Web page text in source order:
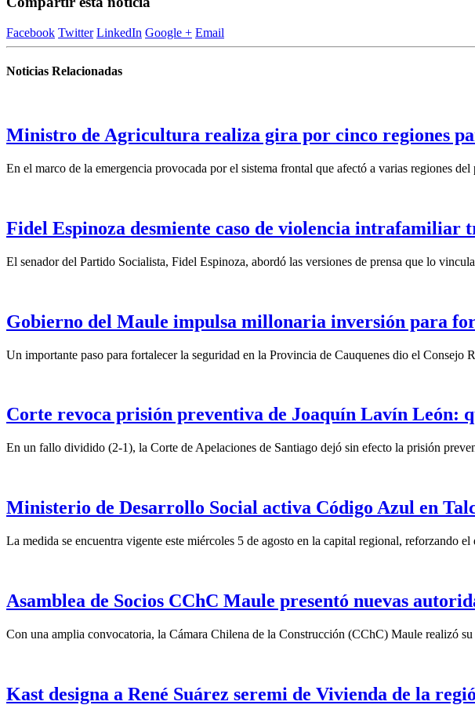
Facebook Twitter LinkedIn Google + Email
Noticias Relacionadas
Ministro de Agricultura realiza gira por cinco regiones
En el marco de la emergencia provocada por el sistema frontal que afectó a varias regiones del
Fidel Espinoza desmiente caso de violencia intrafamiliar
El senador del Partido Socialista, Fidel Espinoza, abordó las versiones de prensa que lo
Gobierno del Maule impulsa millonaria inversión para
Un importante paso para fortalecer la seguridad en la Provincia de Cauquenes dio el Consejo
Corte revoca prisión preventiva de Joaquín Lavín León:
En un fallo dividido (2-1), la Corte de Apelaciones de Santiago dejó sin efecto la prisión
Ministerio de Desarrollo Social activa Código Azul en
La medida se encuentra vigente este miércoles 5 de agosto en la capital regional, reforzando
Asamblea de Socios CChC Maule presentó nuevas
Con una amplia convocatoria, la Cámara Chilena de la Construcción (CChC) Maule realizó
Kast designa a René Suárez seremi de Vivienda de la